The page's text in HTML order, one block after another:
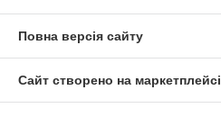
Повна версія сайту
Сайт створено на маркетплейсі